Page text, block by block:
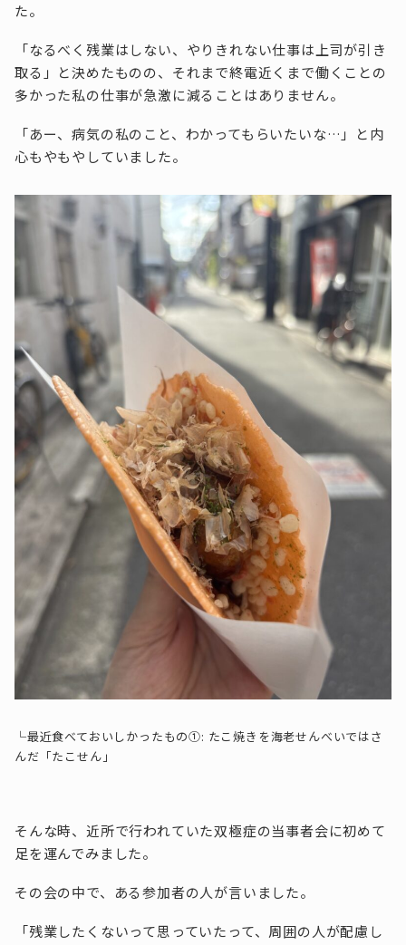
た。
「なるべく残業はしない、やりきれない仕事は上司が引き
取る」と決めたものの、それまで終電近くまで働くことの
多かった私の仕事が急激に減ることはありません。
「あー、病気の私のこと、わかってもらいたいな…」と内
心もやもやしていました。
└最近食べておいしかったもの①: たこ焼きを海老せんべいではさ
んだ「たこせん」
そんな時、近所で行われていた双極症の当事者会に初めて
足を運んでみました。
その会の中で、ある参加者の人が言いました。
「残業したくないって思っていたって、周囲の人が配慮し